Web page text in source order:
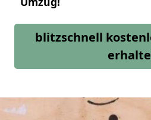
blitzschnell